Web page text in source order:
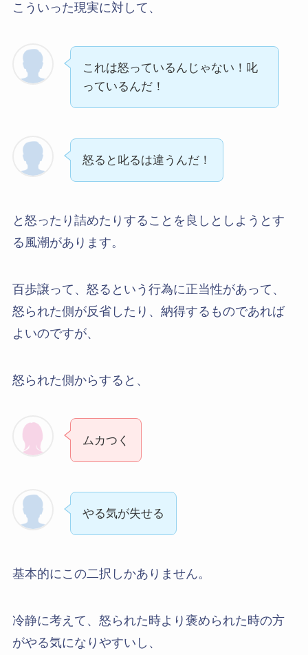
こういった現実に対して、
これは怒っているんじゃない！叱
っているんだ！
怒ると叱るは違うんだ！
と怒ったり詰めたりすることを良しとしようとす
る風潮があります。
百歩譲って、怒るという行為に正当性があって、
怒られた側が反省したり、納得するものであれば
よいのですが、
怒られた側からすると、
ムカつく
やる気が失せる
基本的にこの二択しかありません。
冷静に考えて、怒られた時より褒められた時の方
がやる気になりやすいし、